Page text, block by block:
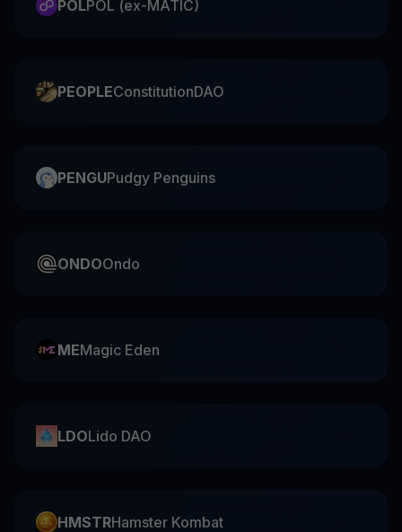
POLPOL (ex-MATIC)
PEOPLEConstitutionDAO
PENGUPudgy Penguins
ONDOOndo
MEMagic Eden
LDOLido DAO
HMSTRHamster Kombat